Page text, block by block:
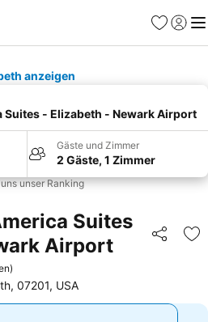
Favoriten
anzeigen
Suites - Elizabeth - Newark Airport
Gäste und Zimmer
2 Gäste, 1 Zimmer
unser Ranking
Suites
Airport
Teilen
)
07201, USA